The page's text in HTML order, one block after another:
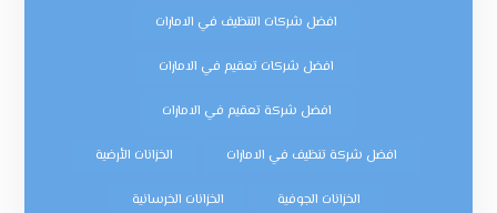
افضل شركات التنظيف في الامارات
افضل شركات تعقيم في الامارات
افضل شركة تعقيم في الامارات
افضل شركة تنظيف في الامارات الخزانات الأرضية
الخزانات الجوفية الخزانات الخرسانية